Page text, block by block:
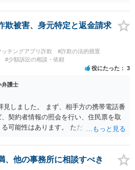
るようにしてください。 ご不安であれ
しても良いかもしれません。 以上、ご参
欺被害、身元特定と返金請求
ッチングアプリ詐欺
#詐欺の法的措置
#少額訴訟の相談・依頼
役にたった 3
弁護士
見しました。 まず、相手方の携帯電話番
契約者情報の照会を行い、住民票を取
可能性はあります。 ただ、他人名義の
欺の事案であれば照会できる可能性はあ
経由する方法より難しくなります。 身元
あるかどうかを確認していきます。 基
、他の事務所に相談すべき